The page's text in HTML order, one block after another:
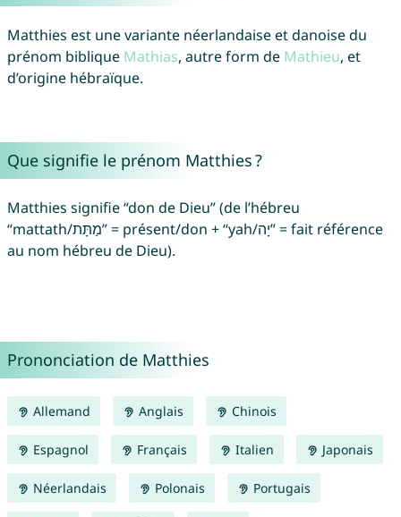
Matthies est une variante néerlandaise et danoise du
prénom biblique Mathias, autre form de Mathieu, et
d’origine hébraïque.
Que signifie le prénom Matthies ?
Matthies signifie “don de Dieu” (de l’hébreu
“mattath/מַתָּת” = présent/don + “yah/יָה” = fait référence
au nom hébreu de Dieu).
Prononciation de Matthies
Allemand Anglais Chinois
Espagnol Français Italien Japonais
Néerlandais Polonais Portugais